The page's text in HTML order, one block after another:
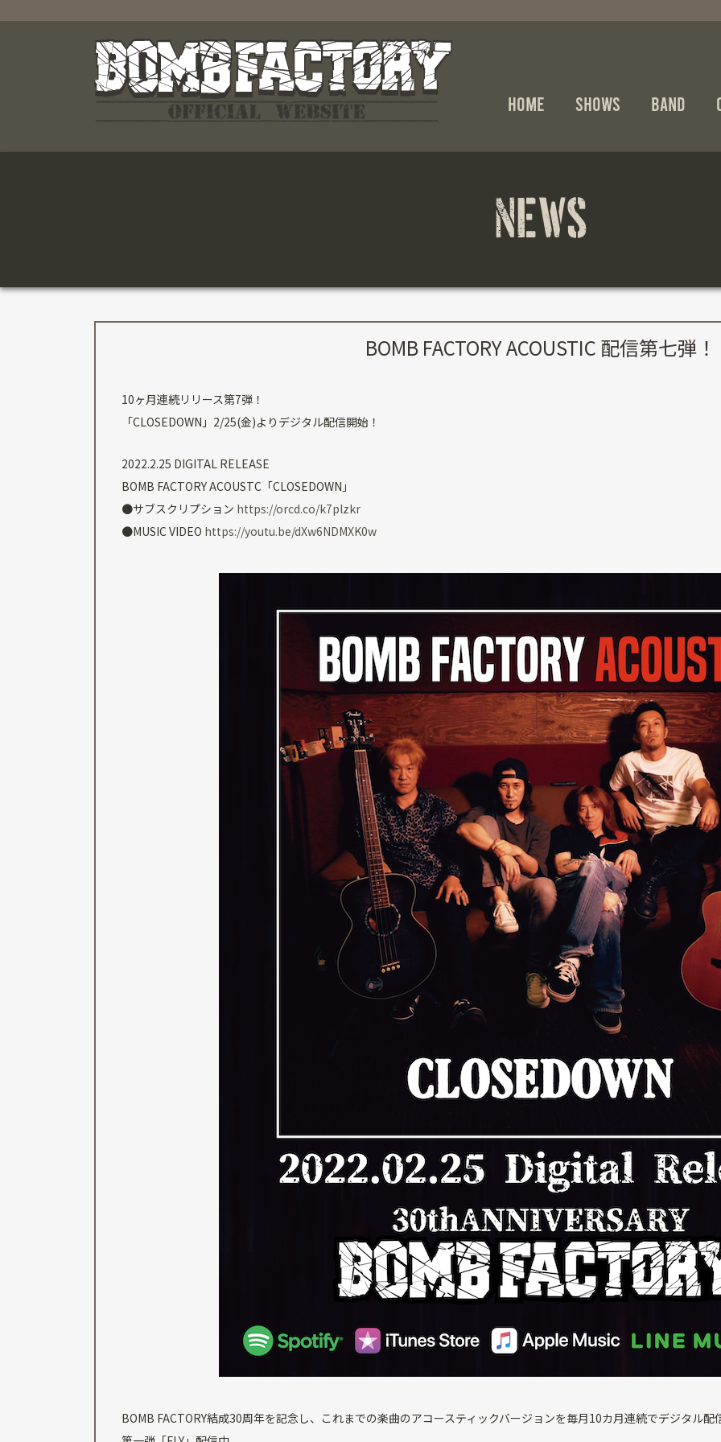
HOME SHOWS BAND
NEWS
BOMB FACTORY ACOUSTIC 配信第七弾！
10ヶ月連続リリース第7弾！
「CLOSEDOWN」2/25(金)よりデジタル配信開始！
2022.2.25 DIGITAL RELEASE
BOMB FACTORY ACOUSTC「CLOSEDOWN」
●サブスクリプション https://orcd.co/k7plzkr
●MUSIC VIDEO https://youtu.be/dXw6NDMXK0w
BOMB FACTORY結成30周年を記念し、これまでの楽曲のアコースティックバージョンを毎月10カ月連続でデジタル配